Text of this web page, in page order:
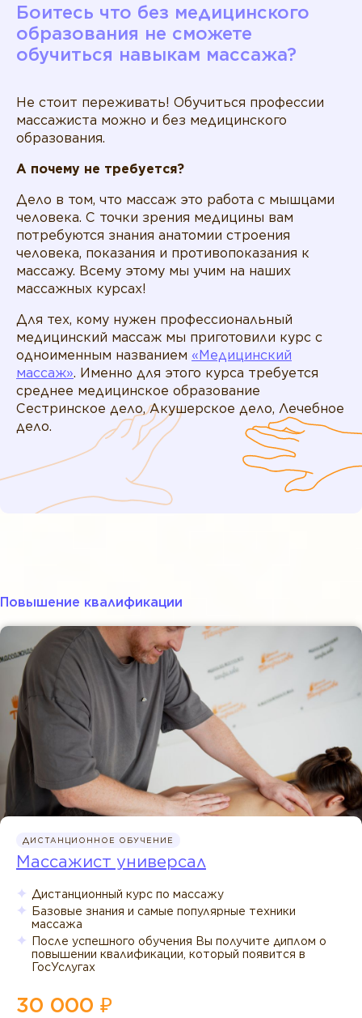
Боитесь что без медицинского
образования не сможете
обучиться навыкам массажа?
Не стоит переживать! Обучиться профессии
массажиста можно и без медицинского
образования.
А почему не требуется?
Дело в том, что массаж это работа с мышцами
человека. С точки зрения медицины вам
потребуются знания анатомии строения
человека, показания и противопоказания к
массажу. Всему этому мы учим на наших
массажных курсах!
Для тех, кому нужен профессиональный
медицинский массаж мы приготовили курс с
одноименным названием «‎Медицинский
массаж». Именно для этого курса требуется
среднее медицинское образование
Сестринское дело, Акушерское дело, Лечебное
дело.
Повышение квалификации
ДИСТАНЦИОННОЕ ОБУЧЕНИЕ
Массажист универсал
Дистанционный курс по массажу
Базовые знания и самые популярные техники
массажа
После успешного обучения Вы получите диплом о
повышении квалификации, который появится в
ГосУслугах
30 000 ₽